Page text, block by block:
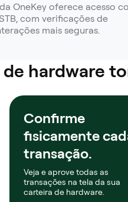
OneKey oferece acesso
com verificações de
mais seguras.
hardware
Confirme
fisicamente
transação.
Veja e aprove todas as
transações na tela da sua
carteira de hardware.